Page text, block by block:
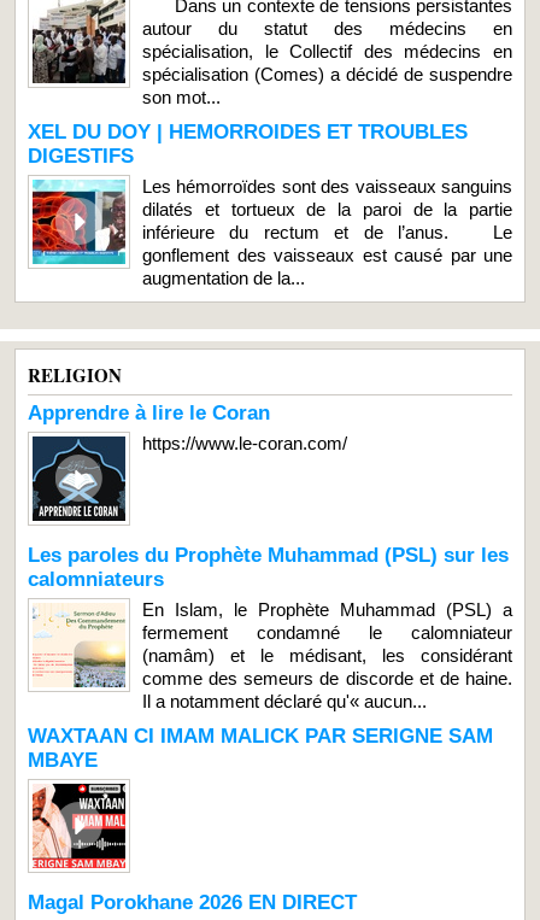
Dans un contexte de tensions persistantes
autour du statut des médecins en
spécialisation, le Collectif des médecins en
spécialisation (Comes) a décidé de suspendre
son mot...
XEL DU DOY | HEMORROIDES ET TROUBLES
DIGESTIFS
Les hémorroïdes sont des vaisseaux sanguins
dilatés et tortueux de la paroi de la partie
inférieure du rectum et de l’anus. Le
gonflement des vaisseaux est causé par une
augmentation de la...
RELIGION
Apprendre à lire le Coran
https://www.le-coran.com/
Les paroles du Prophète Muhammad (PSL) sur les
calomniateurs
En Islam, le Prophète Muhammad (PSL) a
fermement condamné le calomniateur
(namâm) et le médisant, les considérant
comme des semeurs de discorde et de haine.
Il a notamment déclaré qu'« aucun...
WAXTAAN CI IMAM MALICK PAR SERIGNE SAM
MBAYE
Magal Porokhane 2026 EN DIRECT